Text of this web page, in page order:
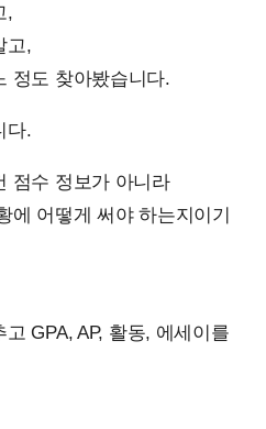
,
고,
정도 찾아봤습니다.
다.
점수 정보가 아니라
에 어떻게 써야 하는지이기
GPA, AP, 활동, 에세이를